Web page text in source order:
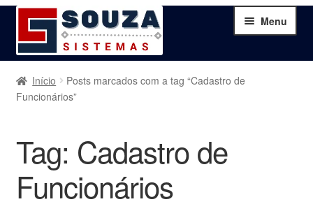
Pular
para
navegação
Pular
para
o
conteúdo
Menu
Home
Serviços
Produtos
Início
Posts marcados com a tag “Cadastro de
Funcionários”
Tag: Cadastro de
Funcionários